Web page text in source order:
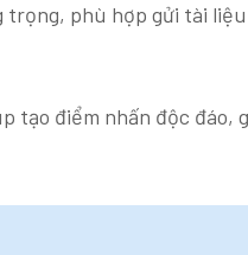
trọng, phù hợp gửi tài
điểm nhấn độc đáo,